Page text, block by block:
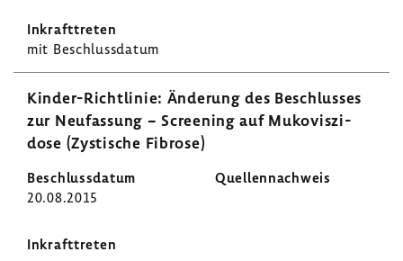
mit Beschluss­datum
Kinder-​Richtlinie: Ände­rung des Beschlusses
zur Neufas­sung − Scree­ning auf Muko­vis­zi­
dose (Zysti­sche Fibrose)
20.08.2015